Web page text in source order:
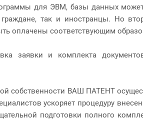
для ЭВМ, базы данных
граждане, так и иностранцы. Но
оплачены соответствующим
заявки и комплекта
собственности ВАШ ПАТЕНТ
ускоряет процедуру
подготовки полного